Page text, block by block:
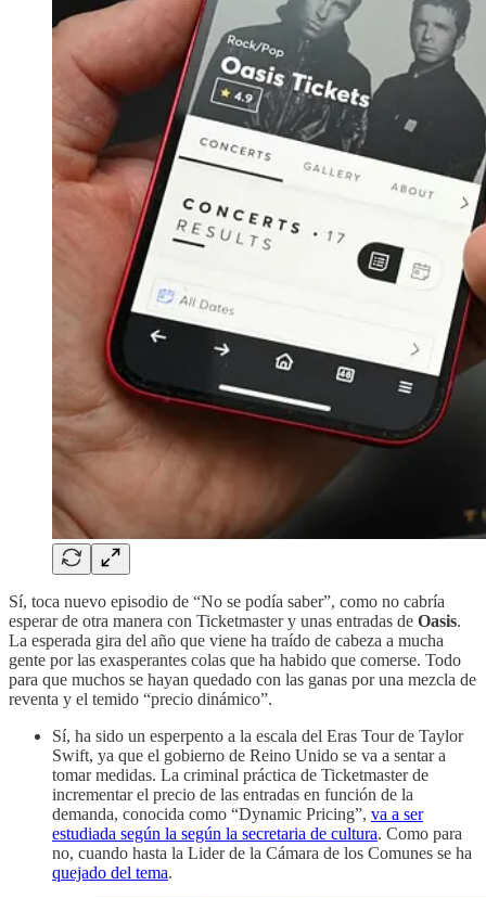
Sí, toca nuevo episodio de “No se podía saber”, como no cabría
esperar de otra manera con Ticketmaster y unas entradas de Oasis.
La esperada gira del año que viene ha traído de cabeza a mucha
gente por las exasperantes colas que ha habido que comerse. Todo
para que muchos se hayan quedado con las ganas por una mezcla de
reventa y el temido “precio dinámico”.
Sí, ha sido un esperpento a la escala del Eras Tour de Taylor
Swift, ya que el gobierno de Reino Unido se va a sentar a
tomar medidas. La criminal práctica de Ticketmaster de
incrementar el precio de las entradas en función de la
demanda, conocida como “Dynamic Pricing”, va a ser
estudiada según la según la secretaria de cultura. Como para
no, cuando hasta la Lider de la Cámara de los Comunes se ha
quejado del tema.